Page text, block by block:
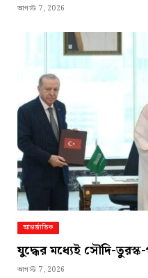
আগস্ট 7, 2026
আন্তর্জাতিক
যুদ্ধের মধ্যেই সৌদি-তুরস্ক-
আগস্ট 7, 2026